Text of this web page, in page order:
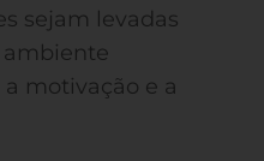
sejam levadas
ambiente
motivação e a